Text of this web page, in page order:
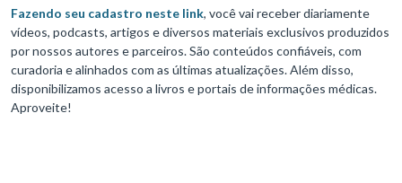
Fazendo seu cadastro neste link, você vai receber diariamente
vídeos, podcasts, artigos e diversos materiais exclusivos produzidos
por nossos autores e parceiros. São conteúdos confiáveis, com
curadoria e alinhados com as últimas atualizações. Além disso,
disponibilizamos acesso a livros e portais de informações médicas.
Aproveite!